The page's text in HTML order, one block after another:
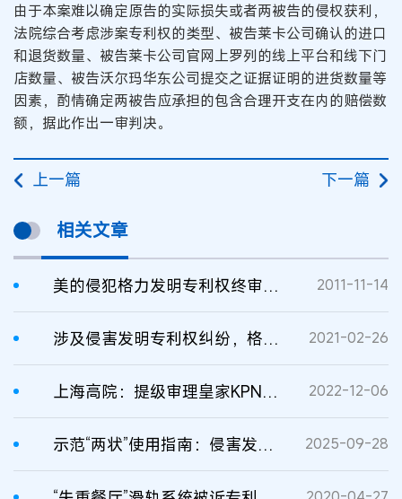
由于本案难以确定原告的实际损失或者两被告的侵权获利，
法院综合考虑涉案专利权的类型、被告莱卡公司确认的进口
和退货数量、被告莱卡公司官网上罗列的线上平台和线下门
店数量、被告沃尔玛华东公司提交之证据证明的进货数量等
因素，酌情确定两被告应承担的包含合理开支在内的赔偿数
额，据此作出一审判决。
上一篇 下一篇
相关文章
美的侵犯格力发明专利权终审被判赔偿200万元 2011-11-14
涉及侵害发明专利权纠纷，格力起诉奥克斯索赔440万 2021-02-26
上海高院：提级审理皇家KPN诉小米公司侵害发明专利权纠纷 2022-12-06
示范“两状”使用指南：侵害发明专利权纠纷 2025-09-28